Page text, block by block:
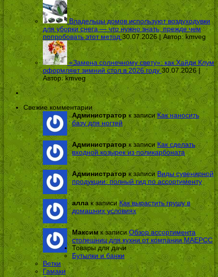
Владельцы домов используют воздуходувки
для уборки снега — что нужно знать, прежде чем
попробовать этот метод 30.07.2026 | Автор:kmveg
«Замена солнечному свету»: как Хайди Клум
оформляет зимний стол в 2026 году 30.07.2026 |
Автор:kmveg
Свежие комментарии
Администратор к записиКак наносить
базу для ногтей
Администраторк записи Как сделать
входной козырек из поликарбоната
Администратор к записиВиды сувенирной
продукции: полный гид по ассортименту
аллак записиКак вырастить грушу в
домашних условиях
Максимк записиОбзор ассортимента
столешниц для кухни от компании МАЕРСС
Товары для дачи
Бутылки и банки
Ветки
Гамаки